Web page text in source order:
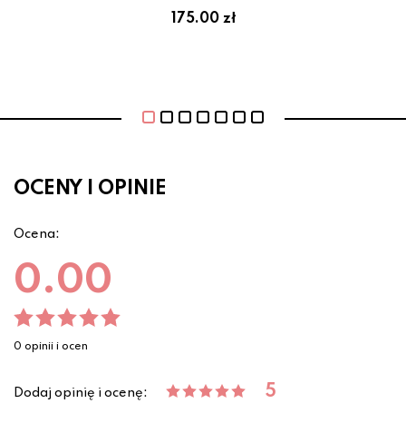
175.00 zł
OCENY I OPINIE
Ocena:
0.00
0 opinii i ocen
Dodaj opinię i ocenę: 5